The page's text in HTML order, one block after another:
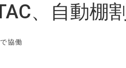
、自動棚
協働